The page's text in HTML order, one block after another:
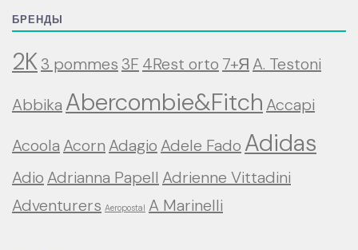
БРЕНДЫ
2K3 pommes3F 4Rest orto 7+Я A. Testoni
Abbika Abercombie&Fitch Accapi
Acoola Acorn Adagio Adele Fado Adidas
Adio Adrianna Papell Adrienne Vittadini
Adventurers Aeropostal A Marinelli